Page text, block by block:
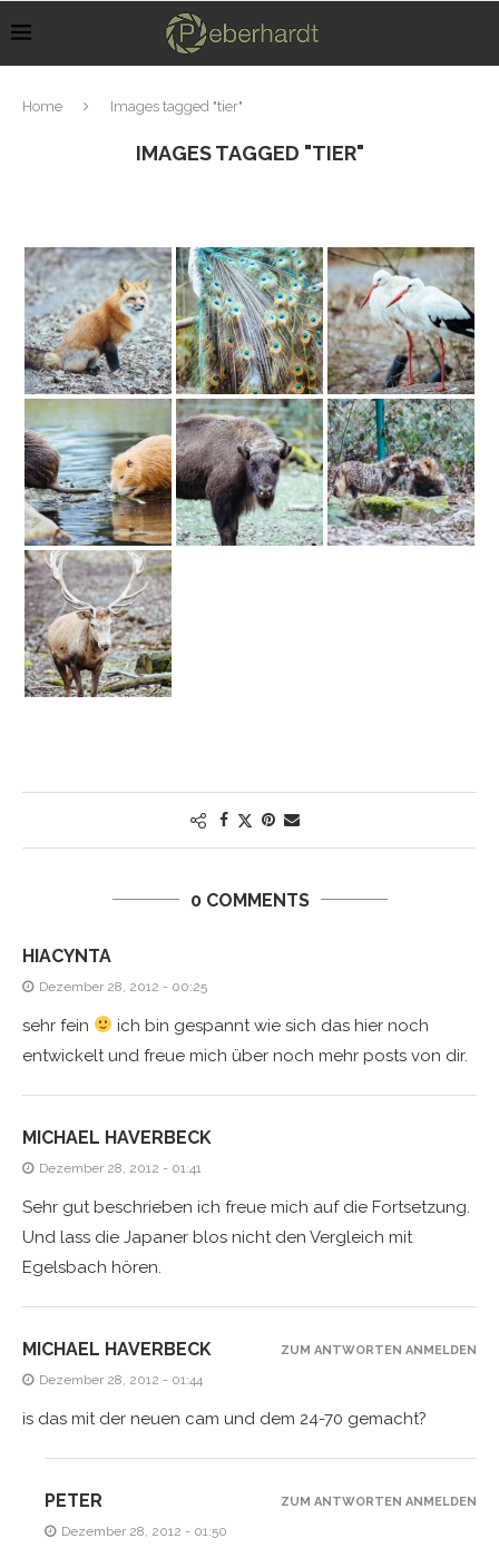
Home Images tagged "tier"
IMAGES TAGGED "TIER"
0 COMMENTS
HIACYNTA
Dezember 28, 2012 - 00:25
sehr fein
ich bin gespannt wie sich das hier noch
entwickelt und freue mich über noch mehr posts von dir.
MICHAEL HAVERBECK
Dezember 28, 2012 - 01:41
Sehr gut beschrieben ich freue mich auf die Fortsetzung.
Und lass die Japaner blos nicht den Vergleich mit
Egelsbach hören.
MICHAEL HAVERBECK
Dezember 28, 2012 - 01:44
is das mit der neuen cam und dem 24-70 gemacht?
ZUM ANTWORTEN ANMELDEN
PETER
Dezember 28, 2012 - 01:50
ZUM ANTWORTEN ANMELDEN